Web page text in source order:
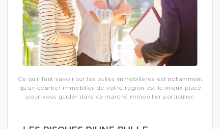
Ce qu’il faut savoir sur les bulles immobilières est notamment
qu’un courtier immobilier de votre région est le mieux placé
pour vous guider dans ce marché immobilier particulier.